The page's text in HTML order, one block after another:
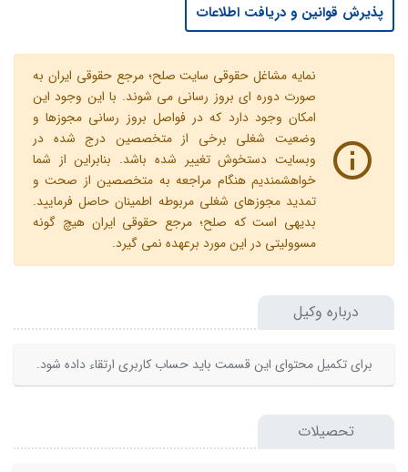
پذیرش قوانین و دریافت اطلاعات
نمایه مشاغل حقوقی سایت صلح؛ مرجع حقوقی ایران به
صورت دوره ای بروز رسانی می شوند. با این وجود این
امکان وجود دارد که در فواصل بروز رسانی مجوزها و
وضعیت شغلی برخی از متخصصین درج شده در
وبسایت دستخوش تغییر شده باشد. بنابراین از شما
خواهشمندیم هنگام مراجعه به متخصصین از صحت و
تمدید مجوزهای شغلی مربوطه اطمینان حاصل فرمایید.
بدیهی است که صلح؛ مرجع حقوقی ایران هیچ گونه
مسوولیتی در این مورد برعهده نمی گیرد.
درباره وکیل
برای تکمیل محتوای این قسمت باید حساب کاربری ارتقاء داده شود.
تحصیلات